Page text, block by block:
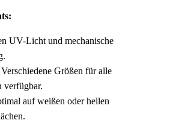
UV-Licht und mechanische
Größen für alle
verfügbar.
auf weißen oder hellen